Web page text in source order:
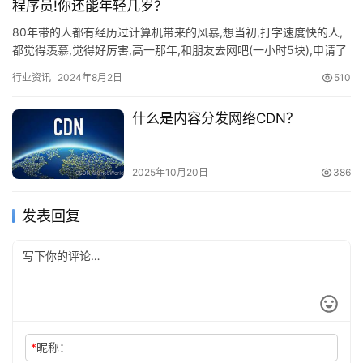
程序员!你还能年轻几岁?
80年带的人都有经历过计算机带来的风暴,想当初,打字速度快的人,
都觉得羡慕,觉得好厉害,高一那年,和朋友去网吧(一小时5块),申请了
行业资讯 2024年8月2日 510
什么是内容分发网络CDN？
2025年10月20日 386
发表回复
*昵称：